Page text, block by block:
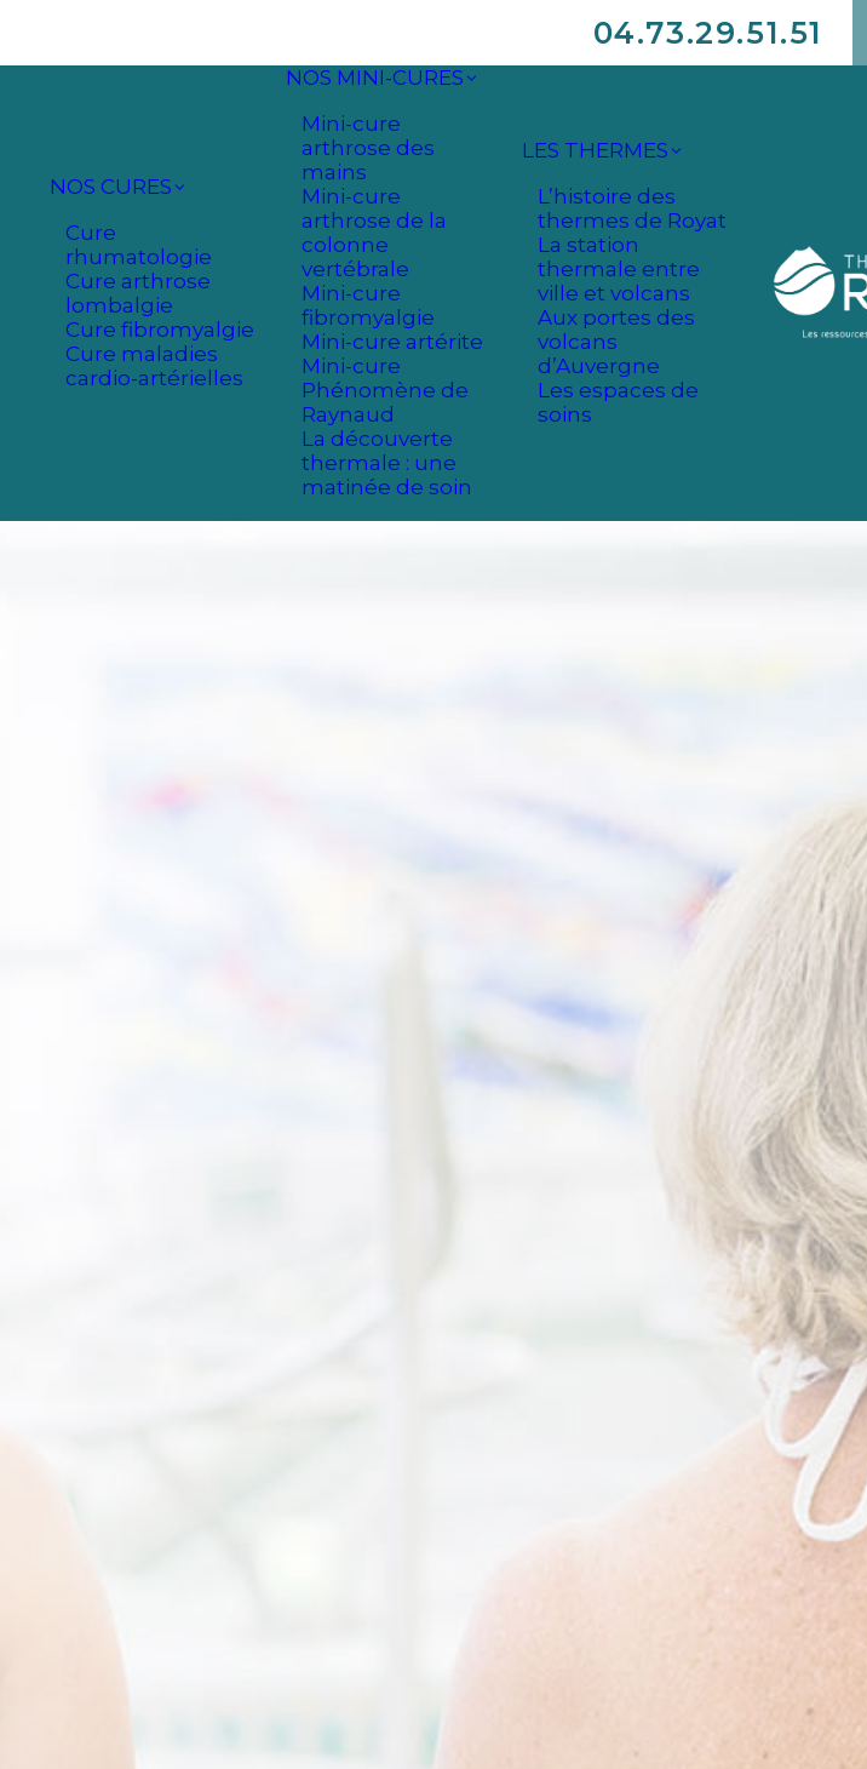
04.73.29.51.51
NOS CURES
Cure
rhumatologie
Cure arthrose
lombalgie
Cure fibromyalgie
Cure maladies
cardio-artérielles
NOS MINI-CURES
Mini-cure
arthrose des
mains
Mini-cure
arthrose de la
colonne
vertébrale
Mini-cure
fibromyalgie
Mini-cure artérite
Mini-cure
Phénomène de
Raynaud
La découverte
thermale : une
matinée de soin
LES THERMES
L’histoire des
thermes de Royat
La station
thermale entre
ville et volcans
Aux portes des
volcans
d’Auvergne
Les espaces de
soins